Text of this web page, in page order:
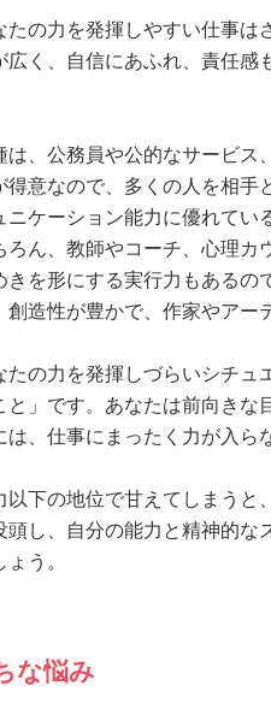
たの力を発揮しやすい仕事
広く、自信にあふれ、責任感
は、公務員や公的なサービス
得意なので、多くの人を相手
ニケーション能力に優れて
ろん、教師やコーチ、心理
きを形にする実行力もある
創造性が豊かで、作家やアー
たの力を発揮しづらいシチュ
と」です。あなたは前向きな
は、仕事にまったく力が入ら
以下の地位で甘えてしまう
頭し、自分の能力と精神的な
う。
な悩み